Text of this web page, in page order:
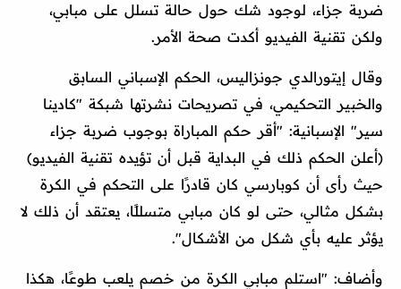
ضربة جزاء، لوجود شك حول حالة تسلل على مبابي،
ولكن تقنية الفيديو أكدت صحة الأمر.
وقال إيتورالدي جونزاليس، الحكم الإسباني السابق
والخبير التحكيمي، في تصريحات نشرتها شبكة "كادينا
سير" الإسبانية: "أقر حكم المباراة بوجوب ضربة جزاء
(أعلن الحكم ذلك في البداية قبل أن تؤيده تقنية الفيديو)
حيث رأى أن كوبارسي كان قادرًا على التحكم في الكرة
بشكل مثالي، حتى لو كان مبابي متسللًا، يعتقد أن ذلك لا
يؤثر عليه بأي شكل من الأشكال".
وأضاف: "استلم مبابي الكرة من خصم يلعب طوعًا، هكذا